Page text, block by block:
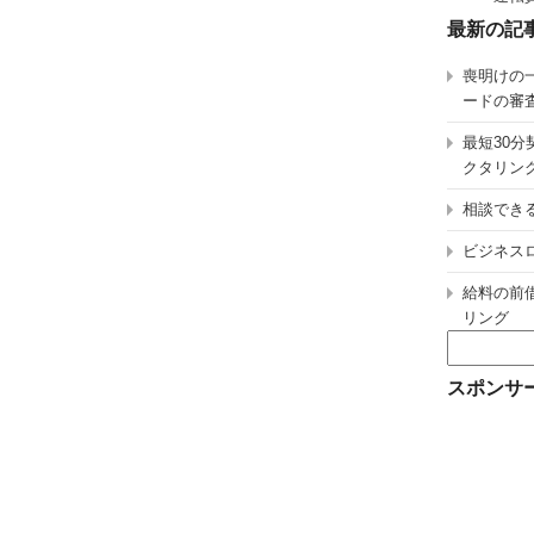
最新の記
喪明けの
ードの審
最短30分
クタリン
相談でき
ビジネス
給料の前
リング
索:
スポンサ